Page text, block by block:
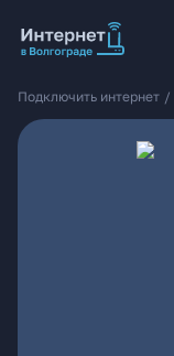
Подключить интернет /